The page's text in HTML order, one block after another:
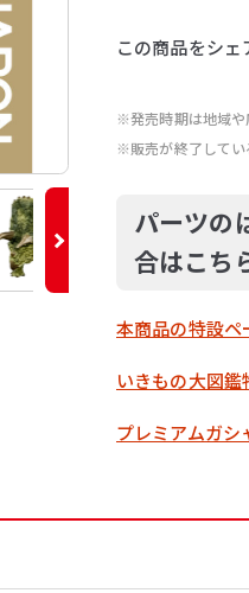
この商品をシェ
※発売時期は地域や
※販売が終了してい
パーツの
合はこち
本商品の特設ペ
いきもの大図鑑
プレミアムガシ